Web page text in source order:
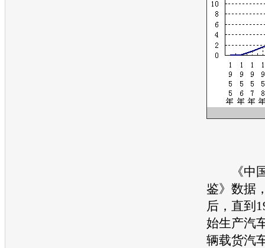
《中
鉴》数据
后，直到
始生产汽
辆载货汽